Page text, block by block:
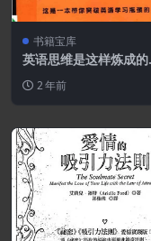
书籍宝库
英语思维是这样炼成的
2 年前